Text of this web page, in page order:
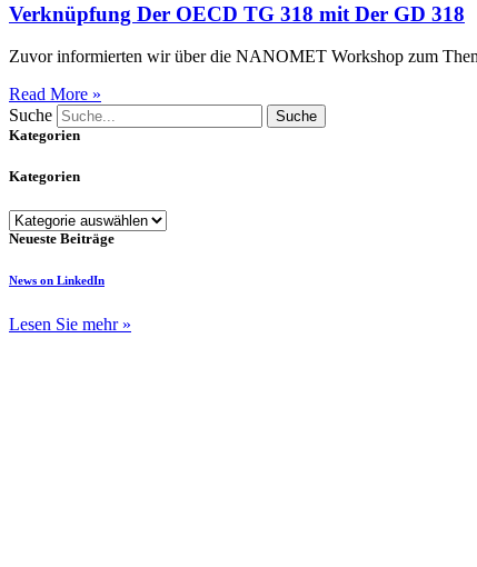
Verknüpfung Der OECD TG 318 mit Der GD 318
Zuvor informierten wir über die NANOMET Workshop zum
Read More »
Suche
Suche
Kategorien
Kategorien
Kategorien
Neueste Beiträge
News on LinkedIn
Lesen Sie mehr »